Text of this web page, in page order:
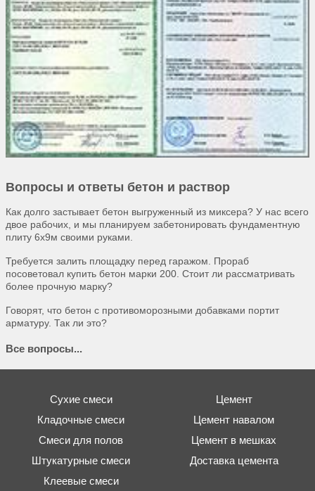
Вопросы и ответы бетон и раствор
Как долго застывает бетон выгруженный из миксера? У нас всего
двое рабочих, и мы планируем забетонировать фундаментную
плиту 6х9м своими руками.
Требуется залить площадку перед гаражом. Прораб
посоветовал купить бетон марки 200. Стоит ли рассматривать
более прочную марку?
Говорят, что бетон с противоморозными добавками портит
арматуру. Так ли это?
Все вопросы...
Сухие смеси
Кладочные смеси
Смеси для полов
Штукатурные смеси
Клеевые смеси
Цемент
Цемент навалом
Цемент в мешках
Доставка цемента